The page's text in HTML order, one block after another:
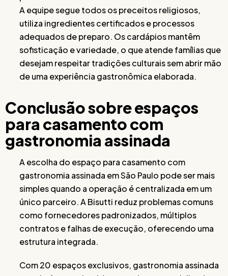
A equipe segue todos os preceitos religiosos,
utiliza ingredientes certificados e processos
adequados de preparo. Os cardápios mantêm
sofisticação e variedade, o que atende famílias que
desejam respeitar tradições culturais sem abrir mão
de uma experiência gastronômica elaborada.
Conclusão sobre espaços
para casamento com
gastronomia assinada
A escolha do espaço para casamento com
gastronomia assinada em São Paulo pode ser mais
simples quando a operação é centralizada em um
único parceiro. A Bisutti reduz problemas comuns
como fornecedores padronizados, múltiplos
contratos e falhas de execução, oferecendo uma
estrutura integrada.
Com 20 espaços exclusivos, gastronomia assinada